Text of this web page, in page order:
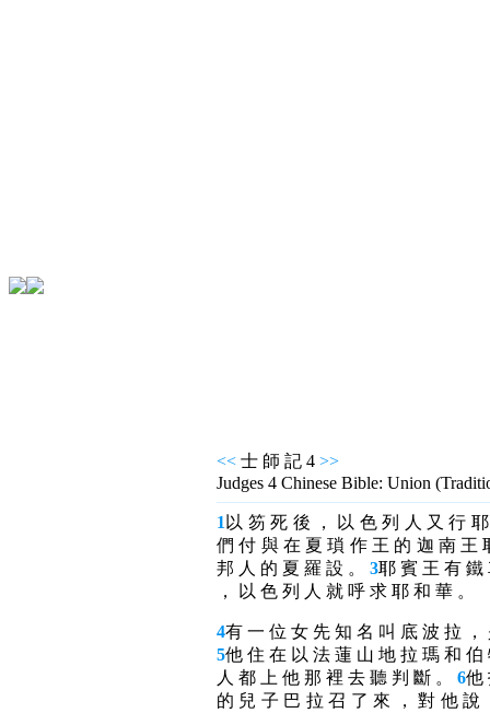
<< 士 師 記 4 >>
Judges 4 Chinese Bible: Union
1 以 笏 死 後 ， 以 色 列 人 又 行
們 付 與 在 夏 瑣 作 王 的 迦 南 王
邦 人 的 夏 羅 設 。 3耶 賓 王 有 鐵
， 以 色 列 人 就 呼 求 耶 和 華 。
4有 一 位 女 先 知 名 叫 底 波 拉
5他 住 在 以 法 蓮 山 地 拉 瑪 和
人 都 上 他 那 裡 去 聽 判 斷 。 6他
的 兒 子 巴 拉 召 了 來 ， 對 他